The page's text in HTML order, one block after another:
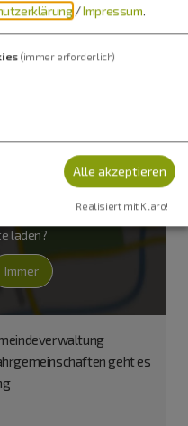
105€
erforderlich
bereitgestellte
laden?
Immer
geht es
/Impressum.
(immer erforderlich)
Alle akzeptieren
Realisiert mit Klaro!